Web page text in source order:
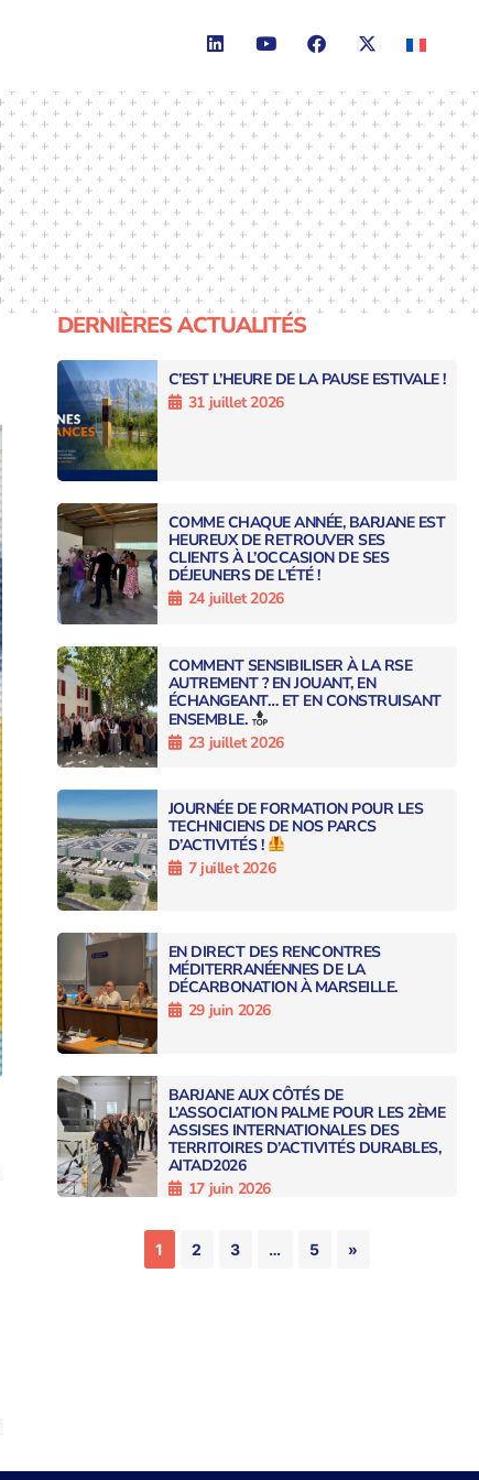
DERNIÈRES ACTUALITÉS
C’EST L’HEURE DE LA PAUSE ESTIVALE !
31 juillet 2026
COMME CHAQUE ANNÉE, BARJANE EST
HEUREUX DE RETROUVER SES
CLIENTS À L’OCCASION DE SES
DÉJEUNERS DE L’ÉTÉ !
24 juillet 2026
COMMENT SENSIBILISER À LA RSE
AUTREMENT ? EN JOUANT, EN
ÉCHANGEANT… ET EN CONSTRUISANT
ENSEMBLE.
23 juillet 2026
JOURNÉE DE FORMATION POUR LES
TECHNICIENS DE NOS PARCS
D’ACTIVITÉS !
7 juillet 2026
EN DIRECT DES RENCONTRES
MÉDITERRANÉENNES DE LA
DÉCARBONATION À MARSEILLE.
29 juin 2026
BARJANE AUX CÔTÉS DE
L’ASSOCIATION PALME POUR LES 2ÈME
ASSISES INTERNATIONALES DES
TERRITOIRES D’ACTIVITÉS DURABLES,
AITAD2026
17 juin 2026
1 2 3 … 5 »